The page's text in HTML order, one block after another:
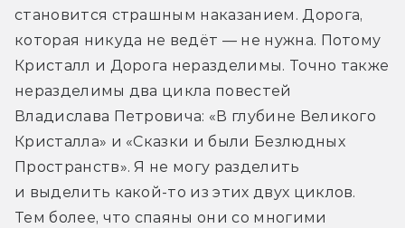
становится страшным наказанием. Дорога,
которая никуда не ведёт — не нужна. Потому
Кристалл и Дорога неразделимы. Точно также
неразделимы два цикла повестей
Владислава Петровича: «В глубине Великого
Кристалла» и «Сказки и были Безлюдных
Пространств». Я не могу разделить
и выделить какой-то из этих двух циклов.
Тем более, что спаяны они со многими